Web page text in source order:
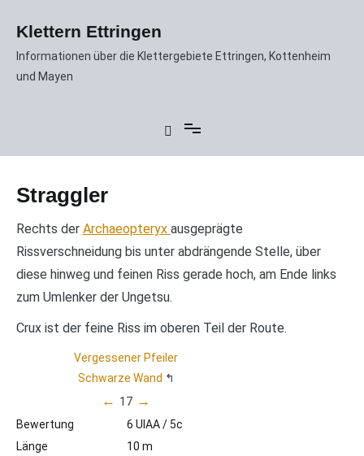
Inhalt
springen
Klettern Ettringen
Informationen über die Klettergebiete Ettringen, Kottenheim
und Mayen
Straggler
Rechts der Archaeopteryx ausgeprägte
Rissverschneidung bis unter abdrängende Stelle, über
diese hinweg und feinen Riss gerade hoch, am Ende links
zum Umlenker der Ungetsu.
Crux ist der feine Riss im oberen Teil der Route.
Vergessener Pfeiler
Schwarze Wand
← 17 →
Bewertung
6 UIAA / 5c
Länge
10 m